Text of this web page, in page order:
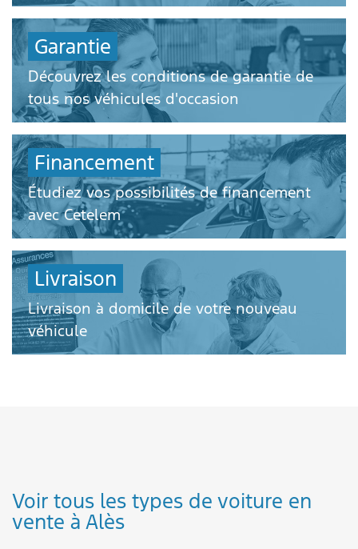
Garantie
Découvrez les conditions de garantie de
tous nos véhicules d'occasion
Financement
Étudiez vos possibilités de financement
avec Cetelem
Livraison
Livraison à domicile de votre nouveau
véhicule
Voir tous les types de voiture en
vente à Alès